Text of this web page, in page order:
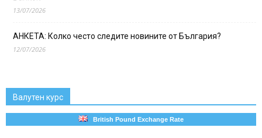
13/07/2026
АНКЕТА: Колко често следите новините от България?
12/07/2026
Валутен курс
British Pound Exchange Rate